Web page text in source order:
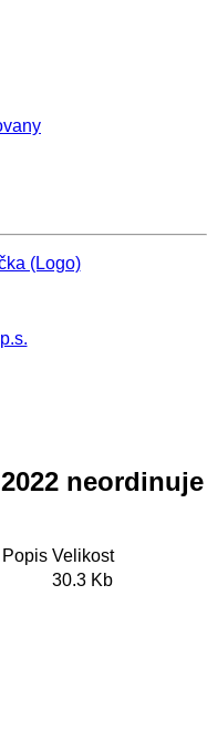
neordinuje
Popis Velikost
30.3 Kb